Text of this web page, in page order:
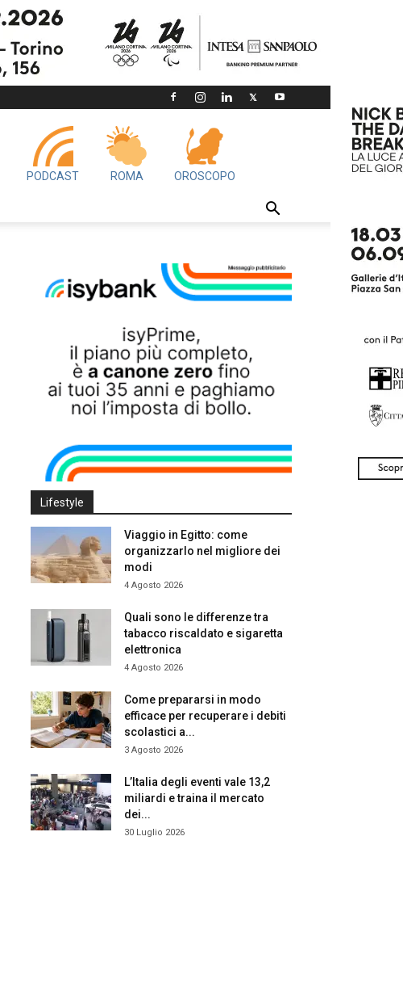
PODCAST ROMA OROSCOPO
Lifestyle
Viaggio in Egitto: come
organizzarlo nel migliore dei
modi
4 Agosto 2026
Quali sono le differenze tra
tabacco riscaldato e sigaretta
elettronica
4 Agosto 2026
Come prepararsi in modo
efficace per recuperare i debiti
scolastici a...
3 Agosto 2026
L’Italia degli eventi vale 13,2
miliardi e traina il mercato
dei...
30 Luglio 2026